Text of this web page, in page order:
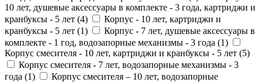
10 лет, душевые аксессуары в комплекте - 3 года, картриджи и
кранбуксы - 5 лет (4)
Корпус - 10 лет, картриджи и
кранбуксы - 5 лет (1)
Корпус - 7 лет, душевые аксессуары в
комплекте - 1 год, водозапорные механизмы - 3 года (1)
Корпус смесителя - 10 лет, картриджи и кранбуксы - 5 лет (5)
Корпус смесителя - 7 лет, водозапорные механизмы - 3
года (1)
Корпус смесителя – 10 лет, водозапорные